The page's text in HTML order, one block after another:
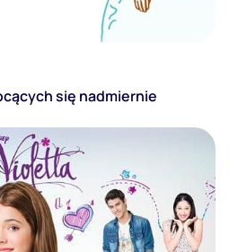
się nadmiernie